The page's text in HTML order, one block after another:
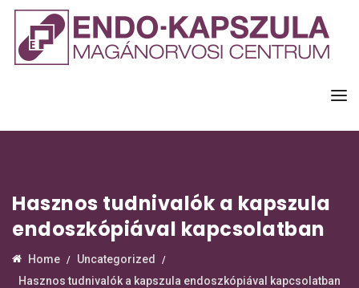
Hasznos tudnivalók a kapszula
endoszkópiával kapcsolatban
Home
Uncategorized
Hasznos tudnivalók a kapszula endoszkópiával kapcsolatban